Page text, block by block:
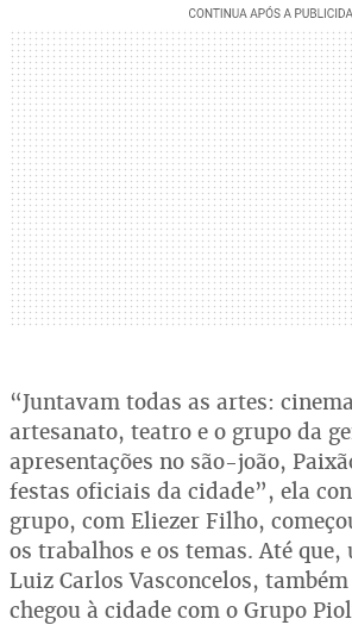
“Juntavam todas as artes:
artesanato, teatro e o grupo da
apresentações no são-joão,
festas oficiais da cidade”, ela
grupo, com Eliezer Filho,
os trabalhos e os temas. Até
Luiz Carlos Vasconcelos,
chegou à cidade com o Grupo